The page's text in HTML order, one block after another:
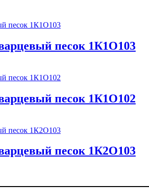
песок 1К1О103
песок 1К1О102
песок 1К2О103